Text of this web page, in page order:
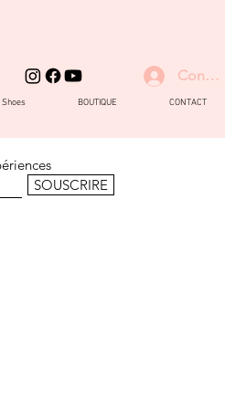
BOUTIQUE CONTACT
SOUSCRIRE